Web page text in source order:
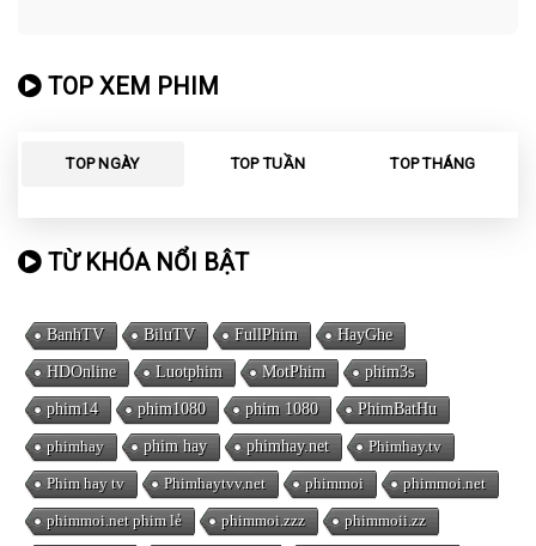
TOP XEM PHIM
TOP NGÀY TOP TUẦN TOP THÁNG
TỪ KHÓA NỔI BẬT
BanhTV BiluTV FullPhim HayGhe
HDOnline Luotphim MotPhim phim3s
phim14 phim1080 phim 1080 PhimBatHu
phimhay phim hay phimhay.net Phimhay.tv
Phim hay tv Phimhaytvv.net phimmoi phimmoi.net
phimmoi.net phim lẻ phimmoi.zzz phimmoii.zz